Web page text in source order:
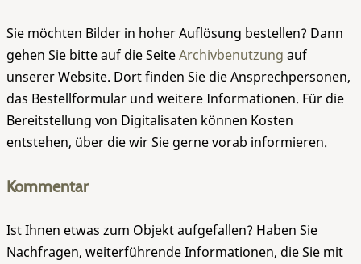
Sie möchten Bilder in hoher Auflösung bestellen? Dann
gehen Sie bitte auf die SeiteArchivbenutzung auf
unserer Website. Dort finden Sie die Ansprechpersonen,
das Bestellformular und weitere Informationen. Für die
Bereitstellung von Digitalisaten können Kosten
entstehen, über die wir Sie gerne vorab informieren.
Kommentar
Ist Ihnen etwas zum Objekt aufgefallen? Haben Sie
Nachfragen, weiterführende Informationen, die Sie mit